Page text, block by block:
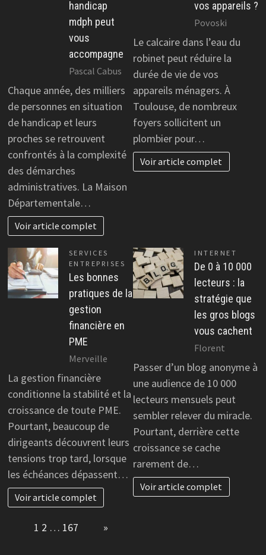
handicap
mdph peut
vous
accompagne
Pascal Cabus
Chaque année, des milliers
de personnes en situation
de handicap et leurs
proches se retrouvent
confrontés à la complexité
des démarches
administratives. La Maison
Départementale…
Voir article complet
vos appareils ?
Povoski
Le calcaire dans l’eau du
robinet peut réduire la
durée de vie de vos
appareils ménagers. À
Toulouse, de nombreux
foyers sollicitent un
plombier pour…
Voir article complet
SERVICES
ENTREPRISES
Les bonnes
pratiques de la
gestion
financière en
PME
Merveille
La gestion financière
conditionne la stabilité et la
croissance de toute PME.
Pourtant, beaucoup de
dirigeants découvrent leurs
tensions trop tard, lorsque
les échéances dépassent…
Voir article complet
INTERNET
De 0 à 10 000
lecteurs : la
stratégie que
les gros blogs
vous cachent
Florent
Passer d’un blog anonyme à
une audience de 10 000
lecteurs mensuels peut
sembler relever du miracle.
Pourtant, derrière cette
croissance se cache
rarement de…
Voir article complet
1 2 … 167 »